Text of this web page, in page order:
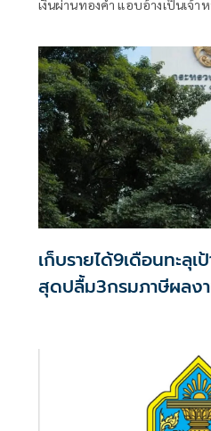
เงินผ่านทองคำ แอบอ้างเป็นเจ้
เงินของเจ้าหน้าที่
เก็บรายได้9เดือนทะลุเ
สุดปลื้ม3กรมภาษีผลง